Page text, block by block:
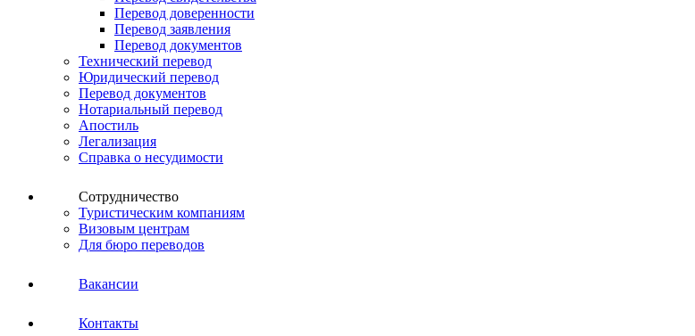
Перевод доверенности
Перевод заявления
Перевод документов
Технический перевод
Юридический перевод
Перевод документов
Нотариальный перевод
Апостиль
Легализация
Справка о несудимости
Сотрудничество
Туристическим компаниям
Визовым центрам
Для бюро переводов
Вакансии
Контакты